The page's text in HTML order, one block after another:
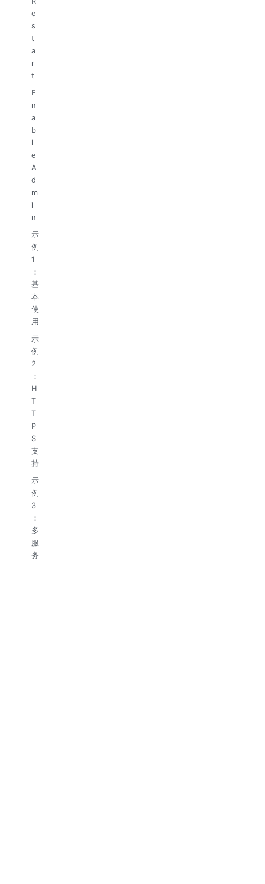
e
s
t
a
r
t
E
n
a
b
l
e
A
d
m
i
n
示
例
1
：
基
本
使
用
示
例
2
：
H
T
T
P
S
支
持
示
例
3
：
多
服
务